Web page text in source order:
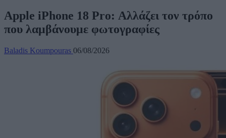
Apple iPhone 18 Pro: Αλλάζει τον τρόπο
που λαμβάνουμε φωτογραφίες
Baladis Koumpouras 06/08/2026